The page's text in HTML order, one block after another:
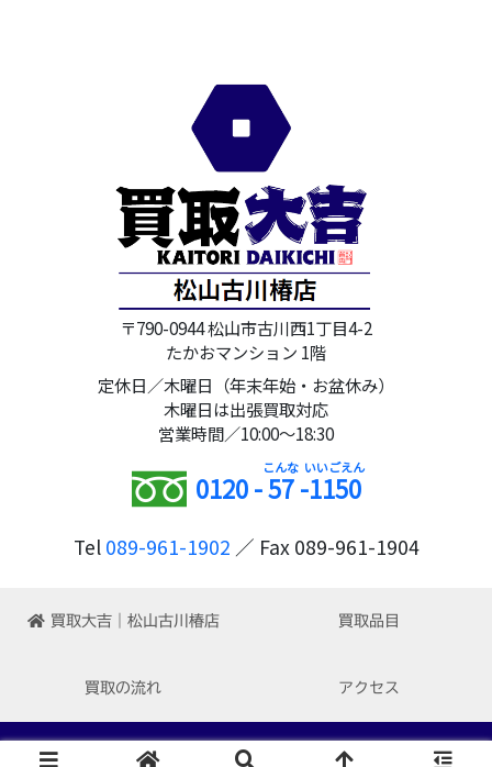
〒790-0944 松山市古川西1丁目4-2
たかおマンション 1階
定休日／木曜日（年末年始・お盆休み）
木曜日は出張買取対応
営業時間／10:00～18:30
0120 -57-1150
Tel 089-961-1902 ／ Fax 089-961-1904
買取大吉｜松山古川椿店 買取品目
買取の流れ アクセス
Copyright © 2022-2026 買取大吉 松山古川椿店 All Rights Reserved.